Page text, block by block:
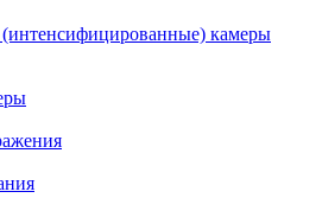
камеры